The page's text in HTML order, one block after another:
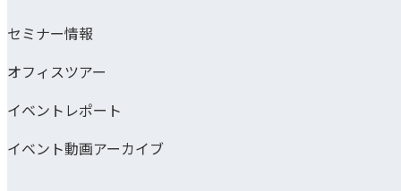
セミナー情報
オフィスツアー
イベントレポート
イベント動画アーカイブ